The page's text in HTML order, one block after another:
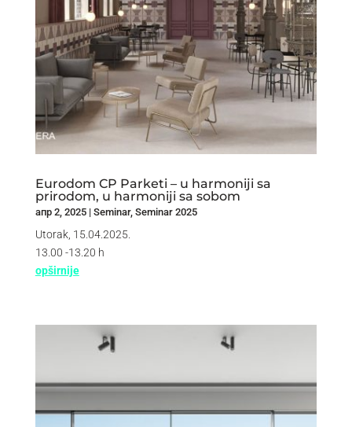
Eurodom CP Parketi – u harmoniji sa
prirodom, u harmoniji sa sobom
апр 2, 2025| Seminar, Seminar 2025
Utorak, 15.04.2025.
13.00 -13.20 h
opširnije